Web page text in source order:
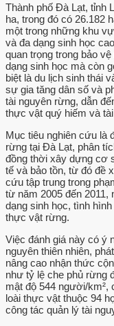
Thành phố Đà Lạt, tỉnh
ha, trong đó có 26.182
một trong những khu
và đa dạng sinh học
quan trọng trong bảo
dạng sinh học mà còn
biệt là du lịch sinh thái
sự gia tăng dân số và
tài nguyên rừng, dẫn
thực vật quý hiếm và
Mục tiêu nghiên cứu là
rừng tại Đà Lạt, phân
đồng thời xây dựng cơ
tế và bảo tồn, từ đó đề
cứu tập trung trong
từ năm 2005 đến 2011,
dạng sinh học, tình
thực vật rừng.
Việc đánh giá này có ý
nguyên thiên nhiên,
nâng cao nhận thức
như tỷ lệ che phủ rừng
mật độ 544 người/km²,
loài thực vật thuộc 94
công tác quản lý tài